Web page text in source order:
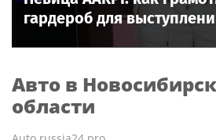
гардероб для
Авто в
области